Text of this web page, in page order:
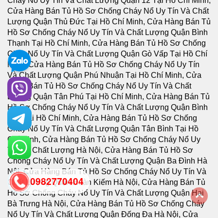
0982770404
back